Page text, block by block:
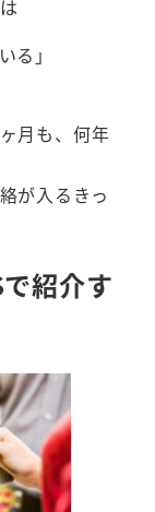
る」
月も、何年
が入るきっ
紹介す